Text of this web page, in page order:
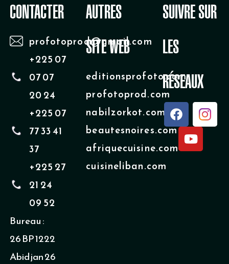
CONTACTER
profotoprod@gmail.com
+225 07
07 07
20 24
+225 07
77 33 41
37
+225 27
21 24
09 52
Bureau :
26 BP 1222
Abidjan 26
AUTRES
SITE WEB
editionsprofoto.com
profotoprod.com
nabilzorkot.com
beautesnoires.com
afriquecuisine.com
cuisineliban.com
SUIVRE SUR
LES
RÉSEAUX
F
a
c
e
b
Y
u
t
u